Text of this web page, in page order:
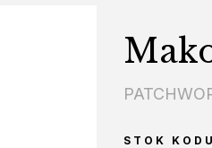
STOK KODU